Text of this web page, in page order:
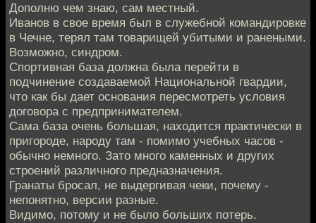
Дополню чем знаю, сам местный.
Иванов в свое время был в служебной командировке
в Чечне, терял там товарищей убитыми и ранеными.
Возможно, синдром.
Спортивная база должна была перейти в
подчинение создаваемой Национальной гвардии,
что как бы дает основания пересмотреть условия
договора с предпринимателем.
Сама база очень большая, находится практически в
пригороде, народу там - помимо учебных часов -
обычно немного. Зато много каменных и других
строений различного предназначения.
Гранаты бросал, не выдергивая чеки, почему -
непонятно, версии разные.
Видимо, потому и не было больших потерь.